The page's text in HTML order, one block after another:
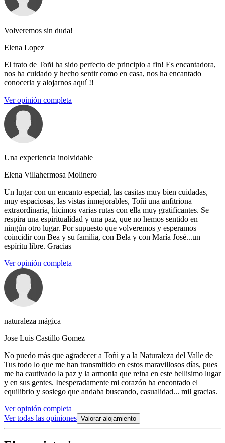
Volveremos sin duda!
Elena Lopez
El trato de Toñi ha sido perfecto de principio a fin! Es encantadora,
nos ha cuidado y hecho sentir como en casa, nos ha encantado
conocerla y alojarnos aquí !!
Ver opinión completa
Una experiencia inolvidable
Elena Villahermosa Molinero
Un lugar con un encanto especial, las casitas muy bien cuidadas,
muy espaciosas, las vistas inmejorables, Toñi una anfitriona
extraordinaria, hicimos varias rutas con ella muy gratificantes. Se
respira una espiritualidad y una paz, que no hemos sentido en
ningún otro lugar. Por supuesto que volveremos y esperamos
coincidir con Bea y su familia, con Bela y con María José...un
espíritu libre. Gracias
Ver opinión completa
naturaleza mágica
Jose Luis Castillo Gomez
No puedo más que agradecer a Toñi y a la Naturaleza del Valle de
Tus todo lo que me han transmitido en estos maravillosos días, pues
me ha cautivado la paz y la armonia que reina en este bellisimo lugar
y en sus gentes. Inesperadamente mi corazón ha encontado el
equilibrio y sosiego que andaba buscando, casualidad... mil gracias.
Ver opinión completa
Ver todas las opiniones Valorar alojamiento